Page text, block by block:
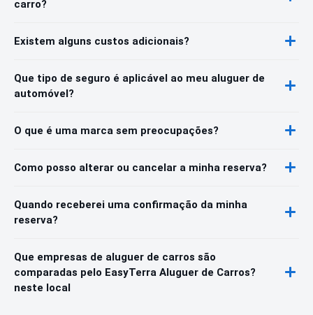
carro?
Existem alguns custos adicionais?
Que tipo de seguro é aplicável ao meu aluguer de
automóvel?
O que é uma marca sem preocupações?
Como posso alterar ou cancelar a minha reserva?
Quando receberei uma confirmação da minha
reserva?
Que empresas de aluguer de carros são
comparadas pelo EasyTerra Aluguer de Carros?
neste local